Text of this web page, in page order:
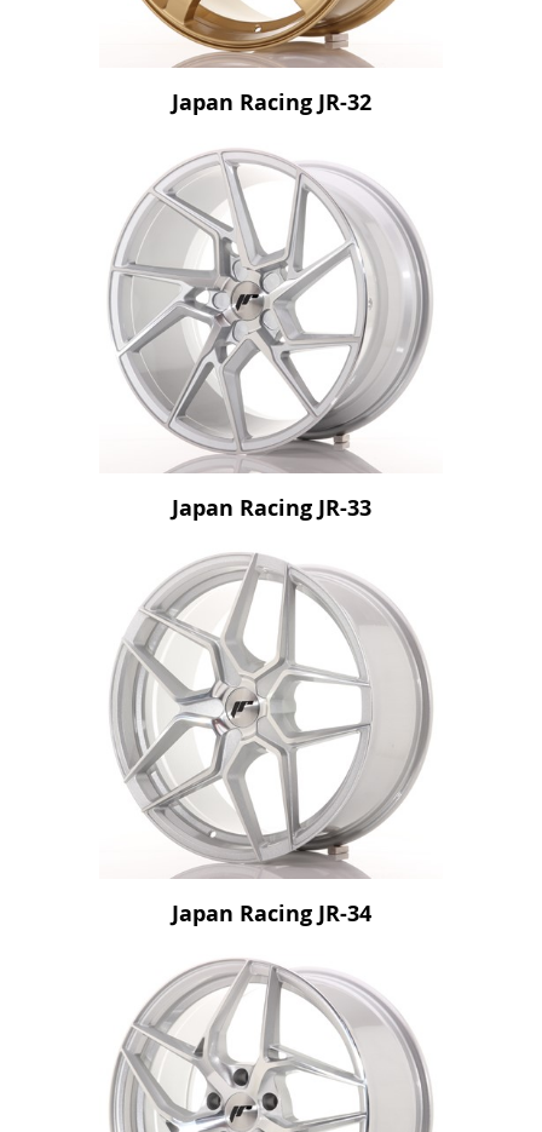
Japan Racing JR-32
Japan Racing JR-33
Japan Racing JR-34